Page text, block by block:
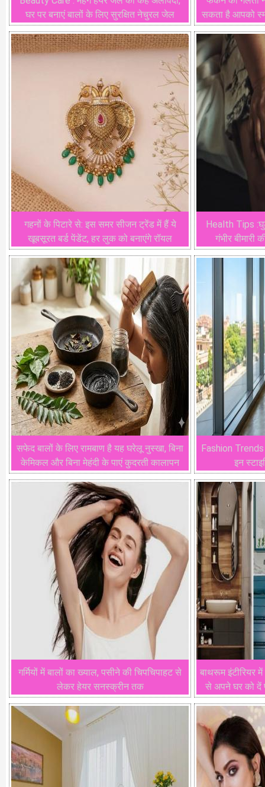
घर पर बनाएं बालों के लिए सुरक्षित नेचुरल जेल
सकता है आपको
गहनों के पिटारे से: इस समर सीजन ट्रेंड में हैं ये
खूबसूरत बर्ड पेंडेंट, हर लुक को बनाएंगे रॉयल
Health Tips
गंभीर
सफेद बालों के लिए रामबाण है यह घरेलू नुस्खा, बिना
केमिकल और बिना मेहंदी के पाएं कुदरती कालापन
Fashion
इन
गर्मियों में बालों का ख्याल, पसीने की चिपचिपाहट से
लेकर हेयर सनस्क्रीन तक
बाथरूम इंटीरियर में
से अपने घर को दें